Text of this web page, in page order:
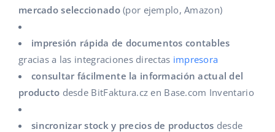
mercado seleccionado(por ejemplo, Amazon)
impresión rápida de documentos contables
gracias a las integraciones directas impresora
consultar fácilmente la información actual del
producto desde BitFaktura.cz en Base.com Inventario
sincronizar stock y precios de productos desde